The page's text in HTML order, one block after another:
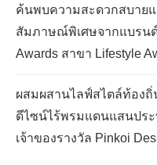
ค้นพบความสะดวกสบาย
สัมภาษณ์พิเศษจากแบรนด์
Awards สาขา Lifestyle
ผสมผสานไลฟ์สไตล์ท้อง
ดีไซน์ไร้พรมแดนแสนปร
เจ้าของรางวัล Pinkoi